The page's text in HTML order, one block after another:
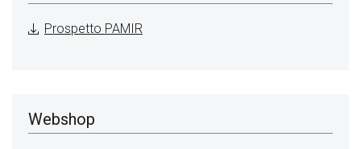
Prospetto PAMIR
Webshop